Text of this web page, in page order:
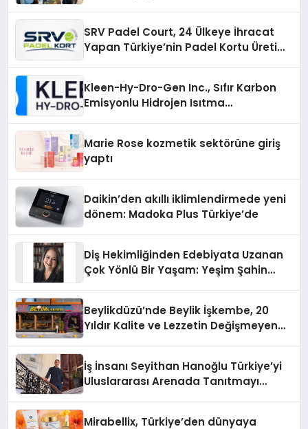
SRV Padel Court, 24 Ülkeye İhracat
Yapan Türkiye’nin Padel Kortu Üretim
Kleen-Hy-Dro-Gen Inc., Sıfır Karbon
Emisyonlu Hidrojen Isıtma
Marie Rose kozmetik sektörüne giriş
yaptı
Daikin’den akıllı iklimlendirmede yeni
dönem: Madoka Plus Türkiye’de
Diş Hekimliğinden Edebiyata Uzanan
Çok Yönlü Bir Yaşam: Yeşim Şahin
Beylikdüzü’nde Beylik İşkembe, 20
Yıldır Kalite ve Lezzetin Değişmeyen
İş İnsanı Seyithan Hanoğlu Türkiye’yi
Uluslararası Arenada Tanıtmayı
Mirabellix, Türkiye’den dünyaya